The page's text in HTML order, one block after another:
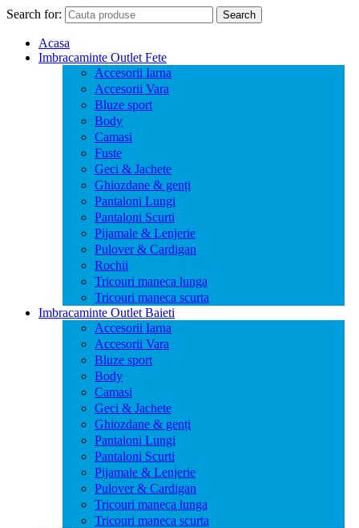
Search for: Search
Acasa
Imbracaminte Outlet Fete
Accesorii Iarna
Accesorii Vara
Bluze sport
Body
Camasi
Fuste
Geci & Jachete
Ghiozdane & genți
Pantaloni Lungi
Pantaloni Scurti
Pijamale & Lenjerie
Pulover & Cardigan
Rochii
Tricouri maneca lunga
Tricouri maneca scurta
Imbracaminte Outlet Baieti
Accesorii Iarna
Accesorii Vara
Bluze sport
Body
Camasi
Geci & Jachete
Ghiozdane & genți
Pantaloni Lungi
Pantaloni Scurti
Pijamale & Lenjerie
Pulover & Cardigan
Tricouri maneca lunga
Tricouri maneca scurta